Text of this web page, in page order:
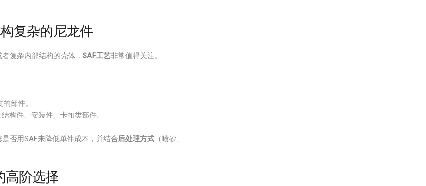
复杂的尼龙件
复杂内部结构的壳体， SAF工艺非常值得关注。
部件。
构件、安装件、卡扣类部件。
否用SAF来降低单件成本，并结合后处理方式 （喷砂、
高阶选择